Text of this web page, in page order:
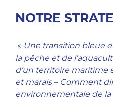
NOTRE
« Une transition bleue
la pêche et de
d’un territoire maritime
et marais – Comment
environnementale de la